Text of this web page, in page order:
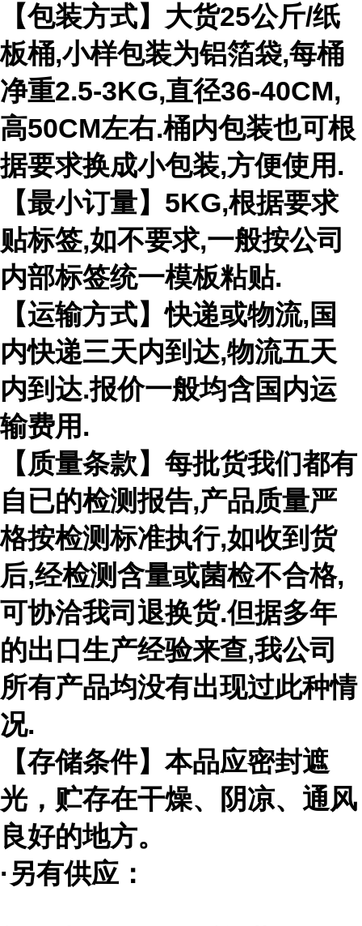
【包装方式】大货25公斤/纸
板桶,小样包装为铝箔袋,每桶
净重2.5-3KG,直径36-40CM,
高50CM左右.桶内包装也可根
据要求换成小包装,方便使用 .
【最小订量】 5KG,根据要求
贴标签,如不要求,一般按公司
内部标签统一模板粘贴.
【运输方式】快递或物流,国
内快递三天内到达,物流五天
内到达.报价一般均含国内运
输费用 .
【质量条款】每批货我们都有
自已的检测报告,产品质量严
格按检测标准执行,如收到货
后,经检测含量或菌检不合格,
可协洽我司退换货.但据多年
的出口生产经验来查,我公司
所有产品均没有出现过此种情
况.
【存储条件】本品应密封遮
光，贮存在干燥、阴凉、通风
良好的地方。
·另有供应：